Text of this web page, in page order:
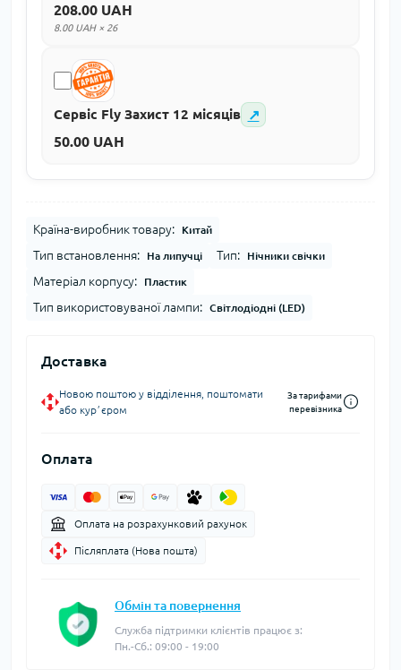
208.00 UAH
8.00 UAH × 26
Сервіс Fly Захист 12 місяців ↗
50.00 UAH
Країна-виробник товару: Китай
Тип встановлення: На липучці Тип: Нічники свічки
Матеріал корпусу: Пластик
Тип використовуваної лампи: Світлодіодні (LED)
Доставка
Новою поштою у відділення, поштомати
або курʼєром
За тарифами
перевізника
Оплата
Оплата на розрахунковий рахунок
Післяплата (Нова пошта)
Обмін та повернення
Служба підтримки клієнтів працює з:
Пн.-Сб.: 09:00 - 19:00